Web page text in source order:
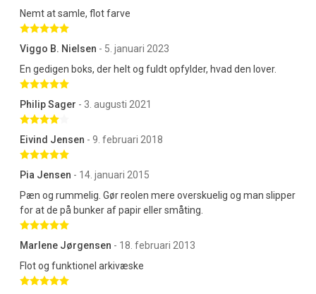
Nemt at samle, flot farve
Betygsatt 5 av 5 stjärnor
Viggo B. Nielsen - 5. januari 2023
En gedigen boks, der helt og fuldt opfylder, hvad den lover.
Betygsatt 5 av 5 stjärnor
Philip Sager - 3. augusti 2021
Eivind Jensen - 9. februari 2018
Betygsatt 5 av 5 stjärnor
Pia Jensen - 14. januari 2015
Pæn og rummelig. Gør reolen mere overskuelig og man slipper
for at de på bunker af papir eller småting.
Betygsatt 5 av 5 stjärnor
Marlene Jørgensen - 18. februari 2013
Flot og funktionel arkivæske
Betygsatt 5 av 5 stjärnor